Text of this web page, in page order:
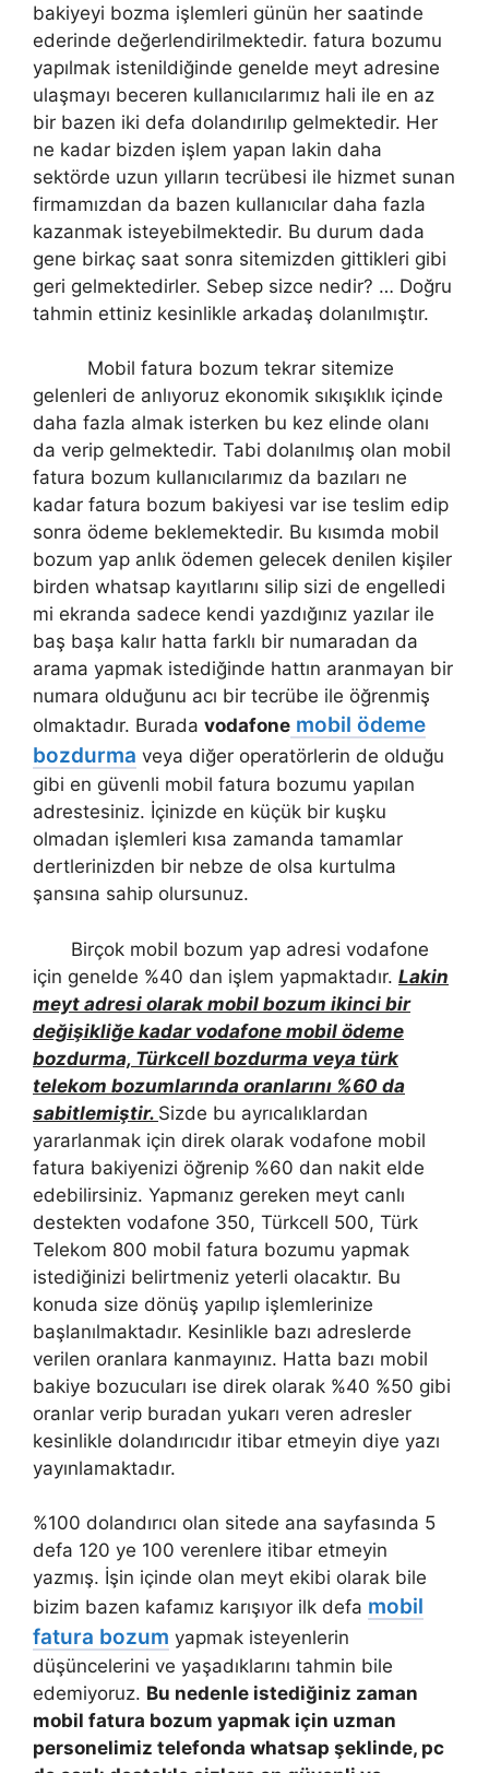
bakiyeyi bozma işlemleri günün her saatinde
ederinde değerlendirilmektedir. fatura bozumu
yapılmak istenildiğinde genelde meyt adresine
ulaşmayı beceren kullanıcılarımız hali ile en az
bir bazen iki defa dolandırılıp gelmektedir. Her
ne kadar bizden işlem yapan lakin daha
sektörde uzun yılların tecrübesi ile hizmet sunan
firmamızdan da bazen kullanıcılar daha fazla
kazanmak isteyebilmektedir. Bu durum dada
gene birkaç saat sonra sitemizden gittikleri gibi
geri gelmektedirler. Sebep sizce nedir? … Doğru
tahmin ettiniz kesinlikle arkadaş dolanılmıştır.
Mobil fatura bozum tekrar sitemize
gelenleri de anlıyoruz ekonomik sıkışıklık içinde
daha fazla almak isterken bu kez elinde olanı
da verip gelmektedir. Tabi dolanılmış olan mobil
fatura bozum kullanıcılarımız da bazıları ne
kadar fatura bozum bakiyesi var ise teslim edip
sonra ödeme beklemektedir. Bu kısımda mobil
bozum yap anlık ödemen gelecek denilen kişiler
birden whatsap kayıtlarını silip sizi de engelledi
mi ekranda sadece kendi yazdığınız yazılar ile
baş başa kalır hatta farklı bir numaradan da
arama yapmak istediğinde hattın aranmayan bir
numara olduğunu acı bir tecrübe ile öğrenmiş
olmaktadır. Burada vodafone mobil ödeme
bozdurma veya diğer operatörlerin de olduğu
gibi en güvenli mobil fatura bozumu yapılan
adrestesiniz. İçinizde en küçük bir kuşku
olmadan işlemleri kısa zamanda tamamlar
dertlerinizden bir nebze de olsa kurtulma
şansına sahip olursunuz.
Birçok mobil bozum yap adresi vodafone
için genelde %40 dan işlem yapmaktadır. Lakin
meyt adresi olarak mobil bozum ikinci bir
değişikliğe kadar vodafone mobil ödeme
bozdurma, Türkcell bozdurma veya türk
telekom bozumlarında oranlarını %60 da
sabitlemiştir. Sizde bu ayrıcalıklardan
yararlanmak için direk olarak vodafone mobil
fatura bakiyenizi öğrenip %60 dan nakit elde
edebilirsiniz. Yapmanız gereken meyt canlı
destekten vodafone 350, Türkcell 500, Türk
Telekom 800 mobil fatura bozumu yapmak
istediğinizi belirtmeniz yeterli olacaktır. Bu
konuda size dönüş yapılıp işlemlerinize
başlanılmaktadır. Kesinlikle bazı adreslerde
verilen oranlara kanmayınız. Hatta bazı mobil
bakiye bozucuları ise direk olarak %40 %50 gibi
oranlar verip buradan yukarı veren adresler
kesinlikle dolandırıcıdır itibar etmeyin diye yazı
yayınlamaktadır.
%100 dolandırıcı olan sitede ana sayfasında 5
defa 120 ye 100 verenlere itibar etmeyin
yazmış. İşin içinde olan meyt ekibi olarak bile
bizim bazen kafamız karışıyor ilk defa mobil
fatura bozum yapmak isteyenlerin
düşüncelerini ve yaşadıklarını tahmin bile
edemiyoruz. Bu nedenle istediğiniz zaman
mobil fatura bozum yapmak için uzman
personelimiz telefonda whatsap şeklinde, pc